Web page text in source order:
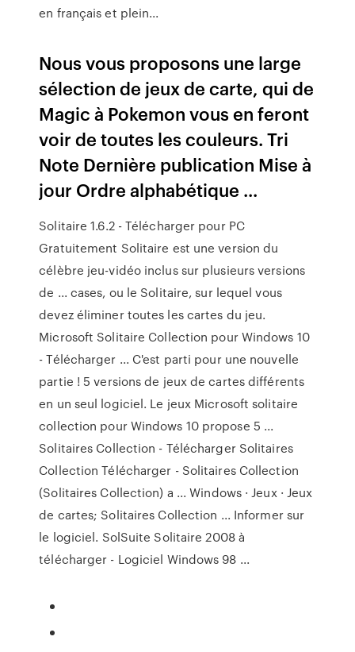
en français et plein...
Nous vous proposons une large
sélection de jeux de carte, qui de
Magic à Pokemon vous en feront
voir de toutes les couleurs. Tri
Note Dernière publication Mise à
jour Ordre alphabétique ...
Solitaire 1.6.2 - Télécharger pour PC
Gratuitement Solitaire est une version du
célèbre jeu-vidéo inclus sur plusieurs versions
de ... cases, ou le Solitaire, sur lequel vous
devez éliminer toutes les cartes du jeu.
Microsoft Solitaire Collection pour Windows 10
- Télécharger ... C'est parti pour une nouvelle
partie ! 5 versions de jeux de cartes différents
en un seul logiciel. Le jeux Microsoft solitaire
collection pour Windows 10 propose 5 ...
Solitaires Collection - Télécharger Solitaires
Collection Télécharger - Solitaires Collection
(Solitaires Collection) a ... Windows · Jeux · Jeux
de cartes; Solitaires Collection ... Informer sur
le logiciel. SolSuite Solitaire 2008 à
télécharger - Logiciel Windows 98 ...